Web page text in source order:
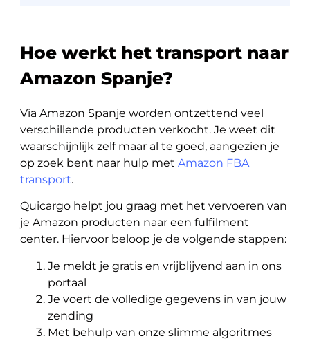
Hoe werkt het transport naar
Amazon Spanje?
Via Amazon Spanje worden ontzettend veel
verschillende producten verkocht. Je weet dit
waarschijnlijk zelf maar al te goed, aangezien je
op zoek bent naar hulp metAmazon FBA
transport.
Quicargo helpt jou graag met het vervoeren van
je Amazon producten naar een fulfilment
center. Hiervoor beloop je de volgende stappen:
Je meldt je gratis en vrijblijvend aan in ons
portaal
Je voert de volledige gegevens in van jouw
zending
Met behulp van onze slimme algoritmes